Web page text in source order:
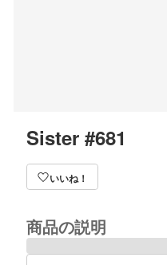
Sister #681
いいね！
商品の説明